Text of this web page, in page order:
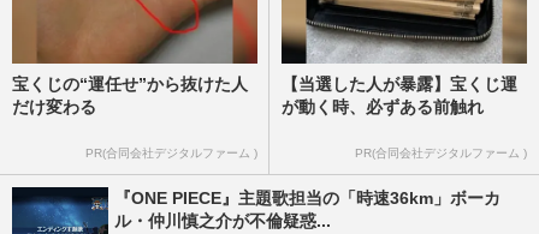
宝くじの“運任せ”から抜けた人
だけ変わる
PR(合同会社デジタルファーム )
【当選した人が暴露】宝くじ運
が動く時、必ずある前触れ
PR(合同会社デジタルファーム )
『ONE PIECE』主題歌担当の「時速36km」ボーカ
ル・仲川慎之介が不倫疑惑...